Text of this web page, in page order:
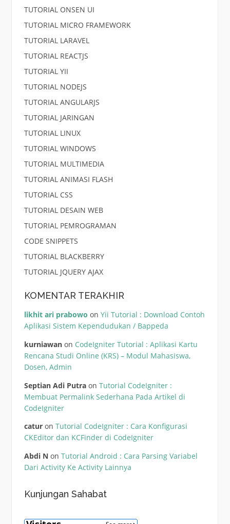
TUTORIAL ONSEN UI
TUTORIAL MICRO FRAMEWORK
TUTORIAL LARAVEL
TUTORIAL REACTJS
TUTORIAL YII
TUTORIAL NODEJS
TUTORIAL ANGULARJS
TUTORIAL JARINGAN
TUTORIAL LINUX
TUTORIAL WINDOWS
TUTORIAL MULTIMEDIA
TUTORIAL ANIMASI FLASH
TUTORIAL CSS
TUTORIAL DESAIN WEB
TUTORIAL PEMROGRAMAN
CODE SNIPPETS
TUTORIAL BLACKBERRY
TUTORIAL JQUERY AJAX
KOMENTAR TERAKHIR
likhit ari prabowo on Yii Tutorial : Download Contoh
Aplikasi Sistem Kependudukan / Bappeda
kurniawanon CodeIgniter Tutorial : Aplikasi Kartu
Rencana Studi Online (KRS) – Modul Mahasiswa,
Dosen, Admin
Septian Adi Putraon Tutorial CodeIgniter :
Membuat Permalink Sederhana Pada Artikel di
CodeIgniter
caturon Tutorial CodeIgniter : Cara Konfigurasi
CKEditor dan KCFinder di CodeIgniter
Abdi N on Tutorial Android : Cara Parsing Variabel
Dari Activity Ke Activity Lainnya
Kunjungan Sahabat